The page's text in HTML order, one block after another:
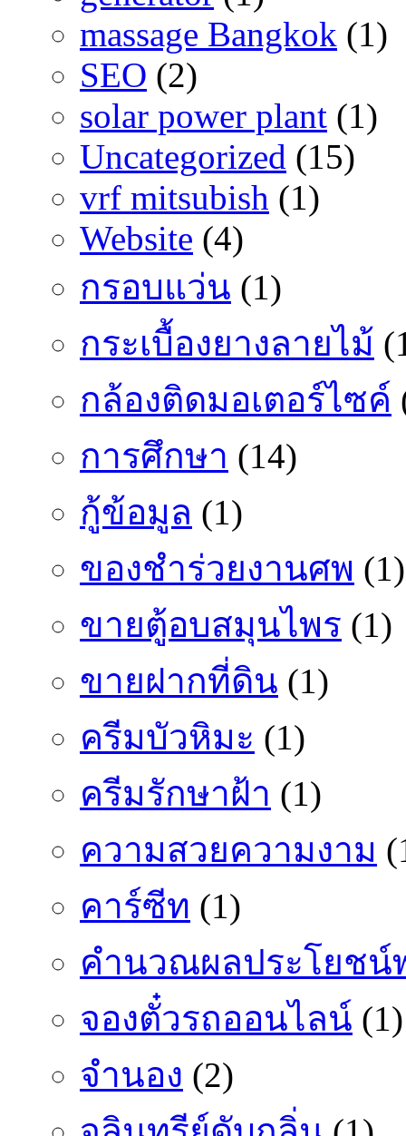
massage Bangkok (1)
SEO (2)
solar power plant (1)
Uncategorized (15)
vrf mitsubish (1)
Website (4)
กรอบแว่น (1)
กระเบื้องยางลายไม้
กล้องติดมอเตอร์ไซค์
การศึกษา (14)
กู้ข้อมูล (1)
ของชำร่วยงานศพ (1)
ขายตู้อบสมุนไพร (1)
ขายฝากที่ดิน (1)
ครีมบัวหิมะ (1)
ครีมรักษาฝ้า (1)
ความสวยความงาม
คาร์ซีท (1)
คำนวณผลประโยชน์
จองตั๋วรถออนไลน์ (1)
จำนอง (2)